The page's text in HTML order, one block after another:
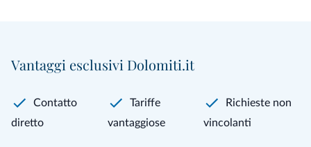
Vantaggi esclusivi Dolomiti.it
Contatto
diretto
Tariffe
vantaggiose
Richieste non
vincolanti